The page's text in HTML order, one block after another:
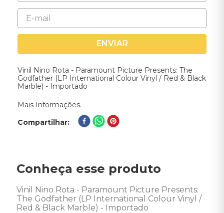
ENVIAR
Vinil Nino Rota - Paramount Picture Presents: The
Godfather (LP International Colour Vinyl / Red & Black
Marble) - Importado
Mais Informações.
Compartilhar
Conheça esse produto
Vinil Nino Rota - Paramount Picture Presents:
The Godfather (LP International Colour Vinyl /
Red & Black Marble) - Importado